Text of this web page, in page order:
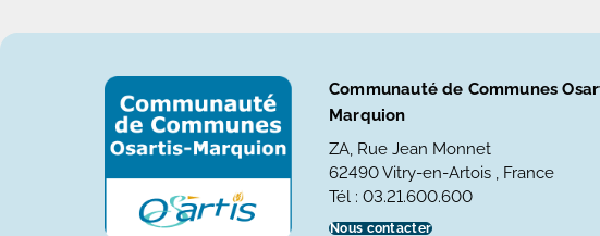
Communauté de Communes
Marquion
ZA, Rue Jean Monnet
62490 Vitry-en-Artois , France
Tél : 03.21.600.600
Nous contacter